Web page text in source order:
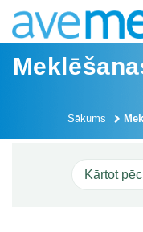
Sākums